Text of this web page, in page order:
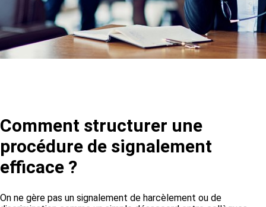
Comment structurer une
procédure de signalement
efficace ?
On ne gère pas un signalement de harcèlement ou de